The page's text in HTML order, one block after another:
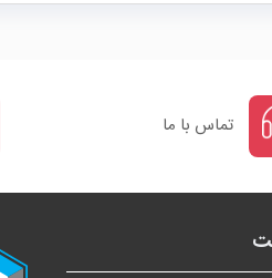
تماس با ما